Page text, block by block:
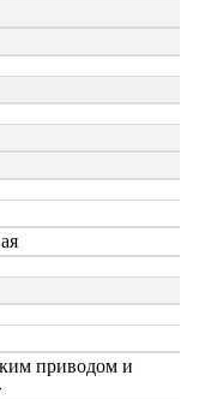
приводом и